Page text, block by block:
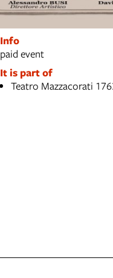
Info
paid event
It is part of
Teatro Mazzacorati